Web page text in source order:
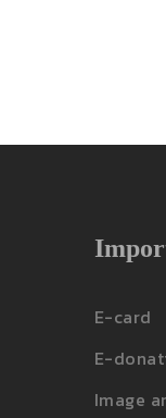
E-card
E-
Image